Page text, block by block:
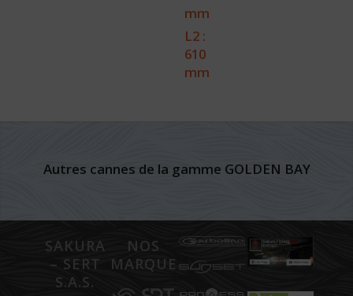
mm
L2 :
610
mm
Autres cannes de la gamme GOLDEN BAY
SAKURA
– SERT
S.A.S.
NOS
MARQUES